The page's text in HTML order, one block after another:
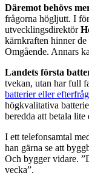
Däremot behövs
frågorna högljutt. I
utvecklingsdirektör
kärnkraften hinner
Omgående. Annars
Landets första
tvekan, utan har full
batterier eller
högkvalitativa
beredda att betala lite
I ett telefonsamtal
han gärna se att
Och bygger vidare.
vecka”.